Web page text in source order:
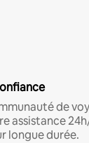
de
assistance
longue durée.